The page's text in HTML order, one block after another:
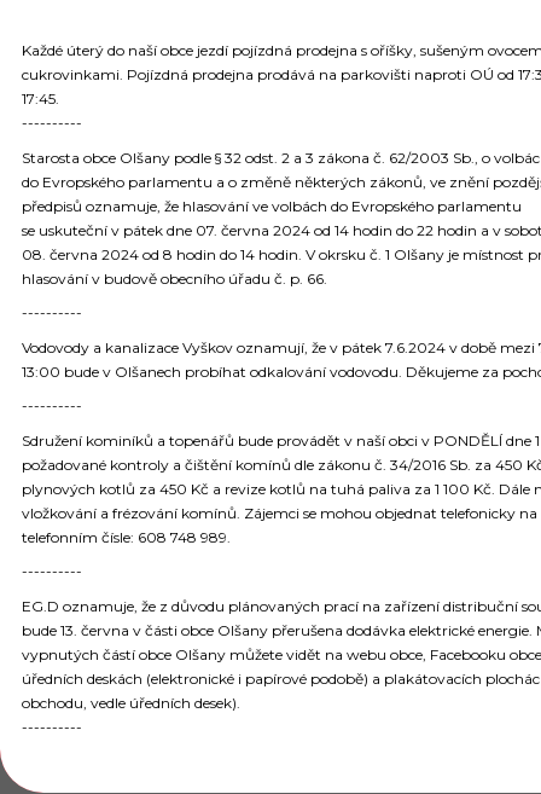
Každé úterý do naší obce jezdí pojízdná prodejna s oříšky, sušeným
cukrovinkami. Pojízdná prodejna prodává na parkovišti naproti OÚ od
17:45.
----------
Starosta obce Olšany podle § 32 odst. 2 a 3 zákona č. 62/2003 Sb., o
do Evropského parlamentu a o změně některých zákonů, ve znění
předpisů oznamuje, že hlasování ve volbách do Evropského parlamentu
se uskuteční v pátek dne 07. června 2024 od 14 hodin do 22 hodin a v
08. června 2024 od 8 hodin do 14 hodin. V okrsku č. 1 Olšany je místnost
hlasování v budově obecního úřadu č. p. 66.
----------
Vodovody a kanalizace Vyškov oznamují, že v pátek 7.6.2024 v době mezi
13:00 bude v Olšanech probíhat odkalování vodovodu. Děkujeme za
----------
Sdružení kominíků a topenářů bude provádět v naší obci v PONDĚLÍ dne
požadované kontroly a čištění komínů dle zákonu č. 34/2016 Sb. za 450
plynových kotlů za 450 Kč a revize kotlů na tuhá paliva za 1 100 Kč. Dále
vložkování a frézování komínů. Zájemci se mohou objednat telefonicky na
telefonním čísle: 608 748 989.
----------
EG.D oznamuje, že z důvodu plánovaných prací na zařízení distribuční
bude 13. června v části obce Olšany přerušena dodávka elektrické energie.
vypnutých částí obce Olšany můžete vidět na webu obce, Facebooku
úředních deskách (elektronické i papírové podobě) a plakátovacích
obchodu, vedle úředních desek).
----------